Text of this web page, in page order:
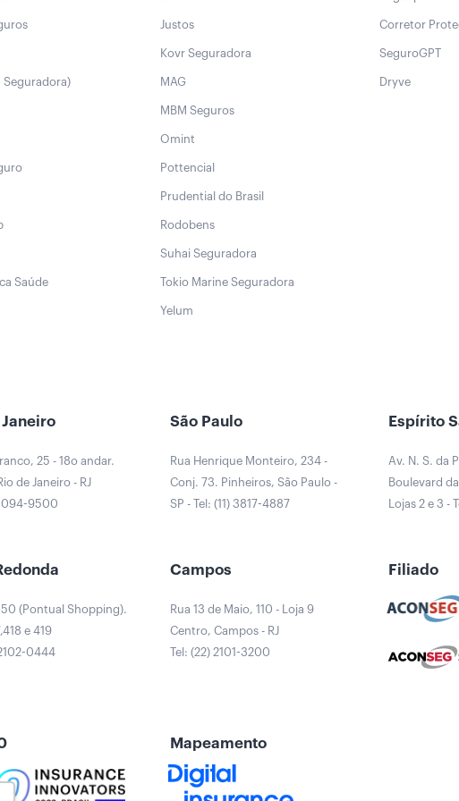
Justos
Kovr Seguradora
Seguradora) MAG
MBM Seguros
Omint
Pottencial
Prudential do Brasil
Rodobens
Suhai Seguradora
Saúde Tokio Marine Seguradora
Yelum
Corretor
SeguroGPT
Dryve
Janeiro
25 - 18o andar.
de Janeiro - RJ
9500
São Paulo
Rua Henrique Monteiro, 234 -
Conj. 73. Pinheiros, São Paulo -
SP - Tel: (11) 3817-4887
Espírito
Av. N. S. da
Boulevard
Lojas 2 e 3 -
(Pontual Shopping).
e 419
0444
Campos
Rua 13 de Maio, 110 - Loja 9
Centro, Campos - RJ
Tel: (22) 2101-3200
Filiado
Mapeamento